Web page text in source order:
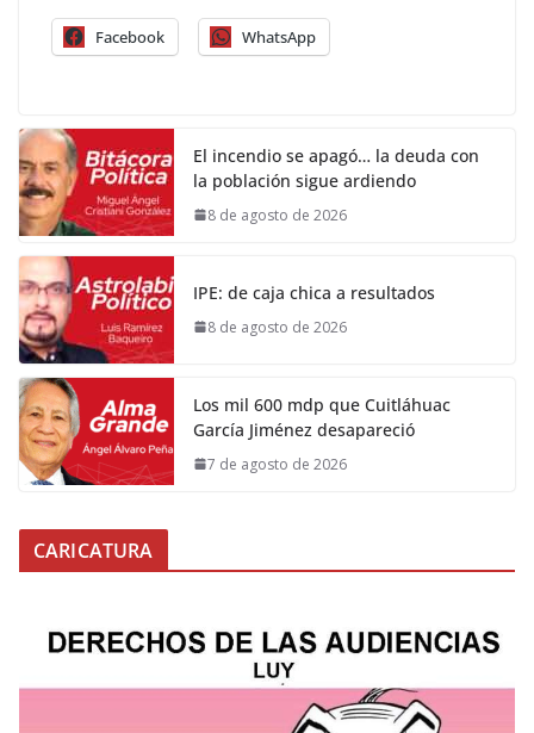
Facebook WhatsApp
El incendio se apagó… la deuda con
la población sigue ardiendo
8 de agosto de 2026
IPE: de caja chica a resultados
8 de agosto de 2026
Los mil 600 mdp que Cuitláhuac
García Jiménez desapareció
7 de agosto de 2026
CARICATURA